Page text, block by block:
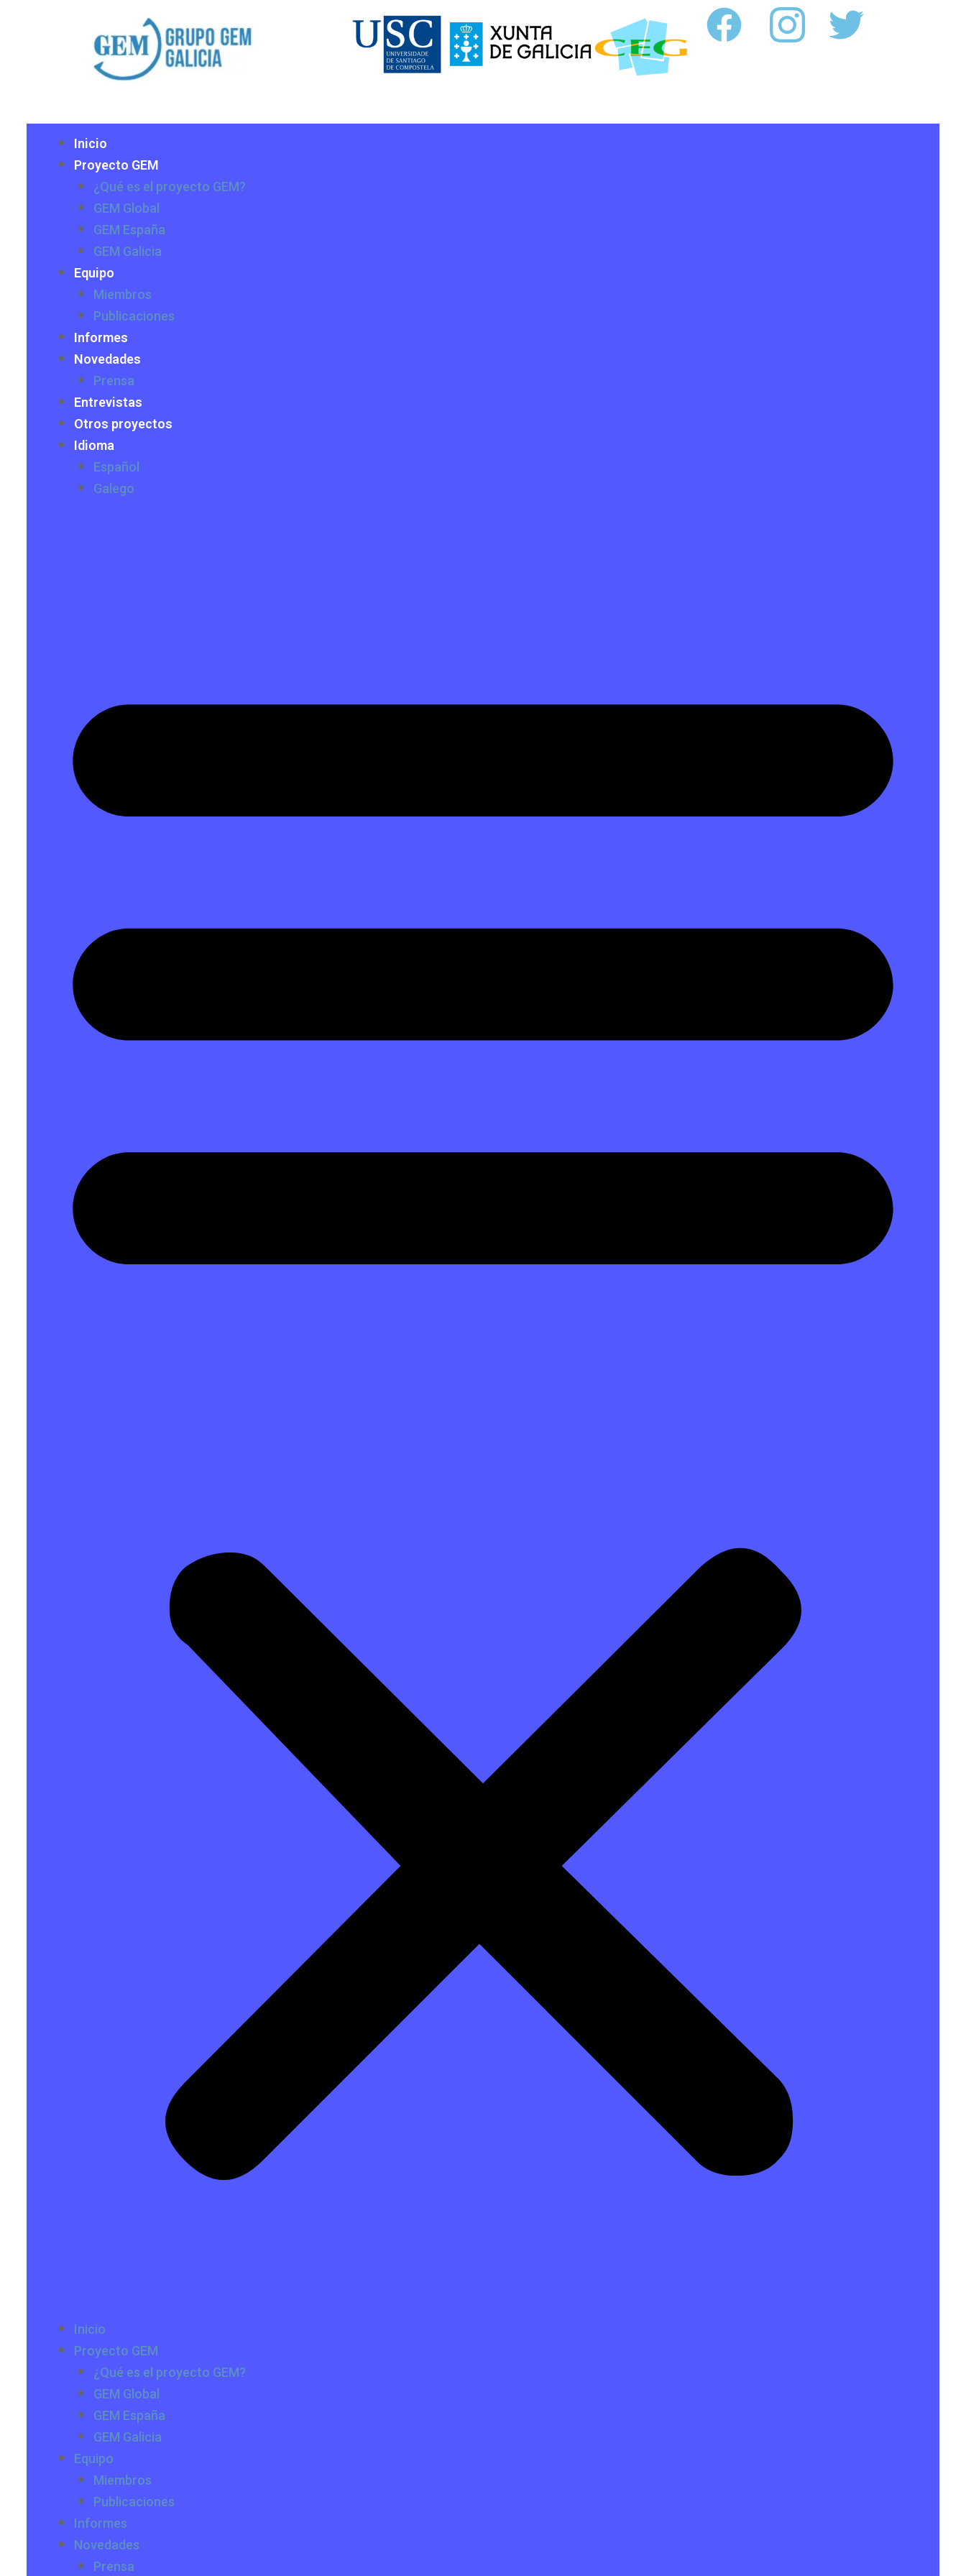
Inicio
Proyecto GEM
¿Qué es el proyecto GEM?
GEM Global
GEM España
GEM Galicia
Equipo
Miembros
Publicaciones
Informes
Novedades
Prensa
Entrevistas
Otros proyectos
Idioma
Español
Galego
Inicio
Proyecto GEM
¿Qué es el proyecto GEM?
GEM Global
GEM España
GEM Galicia
Equipo
Miembros
Publicaciones
Informes
Novedades
Prensa